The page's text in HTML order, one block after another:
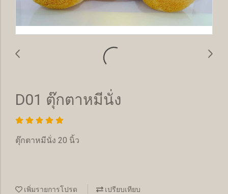
D01 ตุ๊กตาหมีนั่ง
ตุ๊กตาหมีนั่ง 20 นิ้ว
เพิ่มรายการโปรด เปรียบเทียบ